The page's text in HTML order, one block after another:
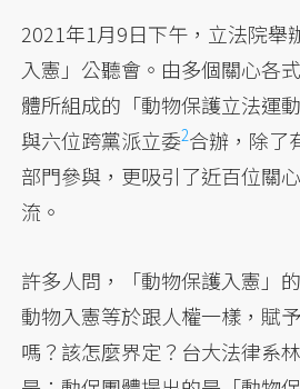
2021年1月9日下午，立法院舉
入憲」公聽會。由多個關心各
體所組成的「動物保護立法運動
與六位跨黨派立委2合辦，除了
部門參與，更吸引了近百位關
流。
許多人問，「動物保護入憲」
動物入憲等於跟人權一樣，賦
嗎？該怎麼界定？台大法律系